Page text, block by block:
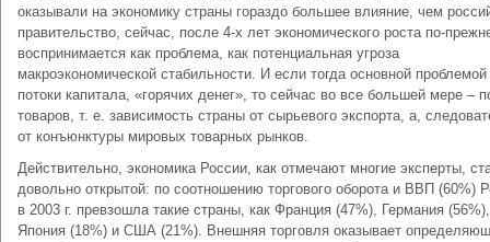
оказывали на экономику страны гораздо большее влияние, чем
правительство, сейчас, после 4-х лет экономического роста по-
воспринимается как проблема, как потенциальная угроза
макроэкономической стабильности. И если тогда основной
потоки капитала, «горячих денег», то сейчас во все большей мере –
товаров, т. е. зависимость страны от сырьевого экспорта, а,
от конъюнктуры мировых товарных рынков.
Действительно, экономика России, как отмечают многие эксперты,
довольно открытой: по соотношению торгового оборота и ВВП (60%)
в 2003 г. превзошла такие страны, как Франция (47%), Германия (56%),
Япония (18%) и США (21%). Внешняя торговля оказывает